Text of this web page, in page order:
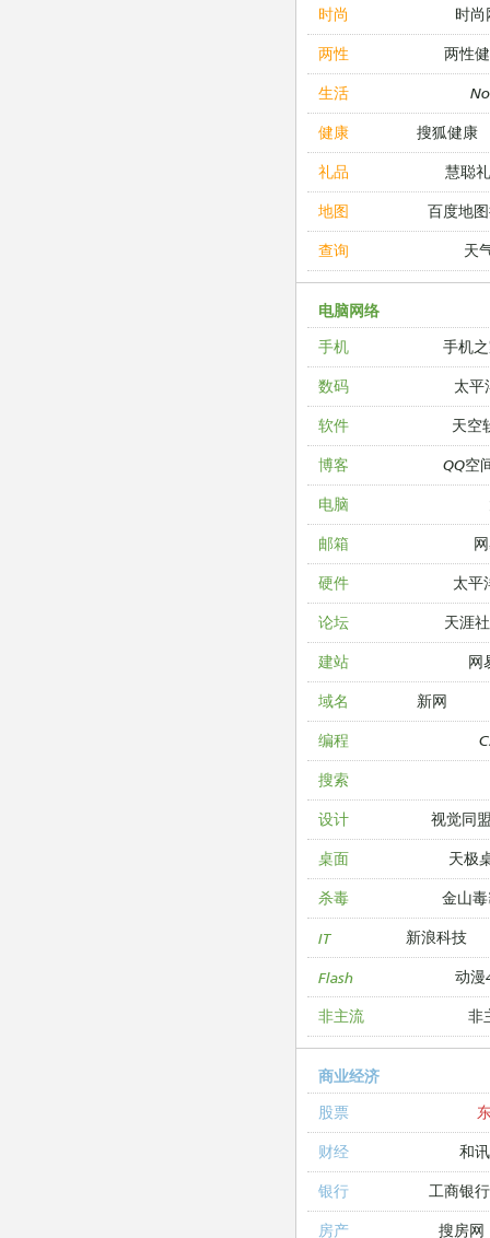
时尚 时尚
两性 两性
生活
健康 搜狐健康
礼品 慧聪
地图 百度地
查询 天
电脑网络
手机
手机
数码 太平
软件 天空
博客 QQ空
电脑
邮箱
硬件 太平
论坛 天涯
建站 网
域名 新网
编程
搜索
设计 视觉同
桌面 天极
杀毒 金山
IT 新浪科技
Flash 动漫
非主流 非
商业经济
股票
财经 和
银行 工商银行
房产 搜房网